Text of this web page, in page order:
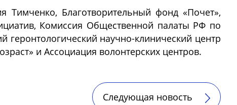
Тимченко, Благотворительный фонд «Почет»,
Комиссия Общественной палаты РФ по
научно-клинический центр
и Ассоциация волонтерских центров.
Следующая новость